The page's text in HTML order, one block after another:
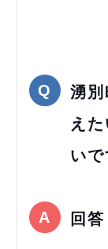
湧
え
いで
回答